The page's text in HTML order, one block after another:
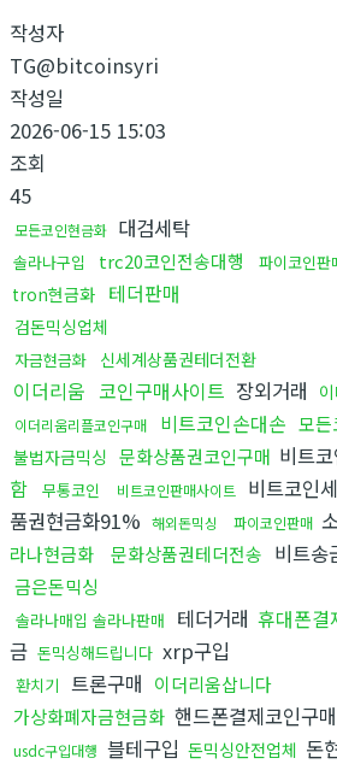
작성자
TG@bitcoinsyri
작성일
2026-06-15 15:03
조회
45
모든코인현금화 대검세탁
솔라나구입 trc20코인전송대행 파이코인판
tron현금화 테더판매
검돈믹싱업체
자금현금화 신세계상품권테더전환
이더리움 코인구매사이트 장외거래
이더리움리플코인구매 비트코인손대손 모든
불법자금믹싱 문화상품권코인구매 비트
함
무통코인 비트코인판매사이트 비트코인
품권현금화91% 해외돈믹싱 파이코인판매
라나현금화
문화상품권테더전송 비트송
금은돈믹싱
솔라나매입 솔라나판매 테더거래 휴대폰결
금 돈믹싱해드립니다 xrp구입
환치기 트론구매 이더리움삽니다
가상화폐자금현금화 핸드폰결제코인구
usdc구입대행 블테구입 돈믹싱안전업체 돈